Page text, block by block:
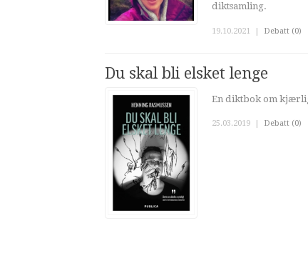
diktsamling.
19.10.2021 | Debatt (0)
Du skal bli elsket lenge
En diktbok om
25.03.2019 Debatt (0)